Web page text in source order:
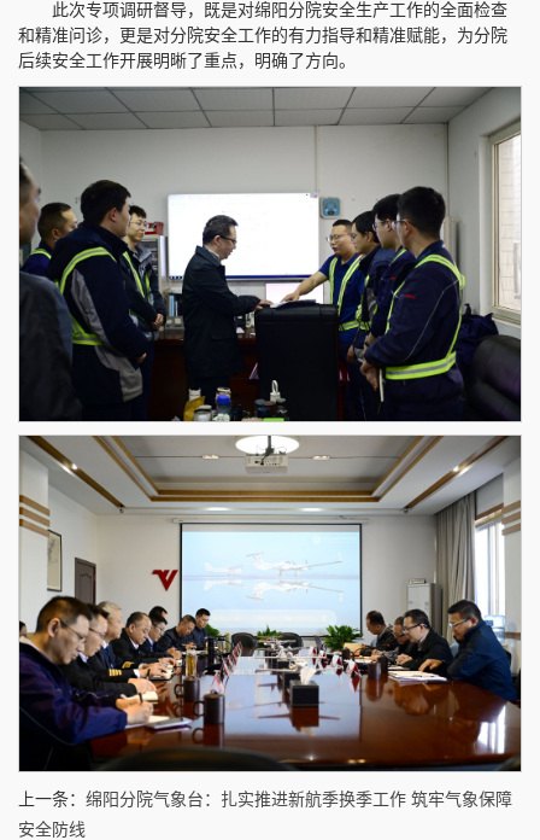
此次专项调研督导，既是对绵阳分院安全生产工作的全面检查
和精准问诊，更是对分院安全工作的有力指导和精准赋能，为分院
后续安全工作开展明晰了重点，明确了方向。
上一条： 绵阳分院气象台：扎实推进新航季换季工作 筑牢气象保障
安全防线